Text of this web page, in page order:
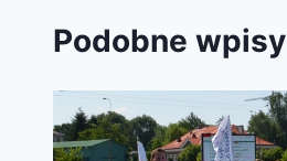
Podobne wpisy